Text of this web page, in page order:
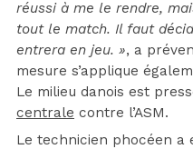
réussi à me le rendre,
tout le match. Il faut
entrera en jeu. », a
mesure s’applique
Le milieu danois est
centrale contre l’ASM.
Le technicien phocéen a